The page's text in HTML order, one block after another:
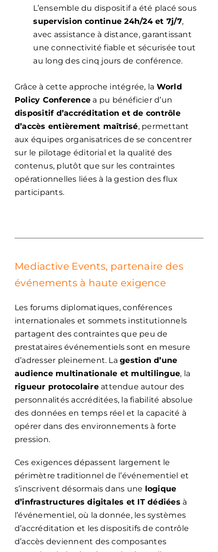
L’ensemble du dispositif a été placé sous
supervision continue 24h/24 et 7j/7,
avec assistance à distance, garantissant
une connectivité fiable et sécurisée tout
au long des cinq jours de conférence.
Grâce à cette approche intégrée, la World
Policy Conference a pu bénéficier d’un
dispositif d’accréditation et de contrôle
d’accès entièrement maîtrisé, permettant
aux équipes organisatrices de se concentrer
sur le pilotage éditorial et la qualité des
contenus, plutôt que sur les contraintes
opérationnelles liées à la gestion des flux
participants.
Mediactive Events, partenaire des
événements à haute exigence
Les forums diplomatiques, conférences
internationales et sommets institutionnels
partagent des contraintes que peu de
prestataires événementiels sont en mesure
d’adresser pleinement. Lagestion d’une
audience multinationale et multilingue, la
rigueur protocolaireattendue autour des
personnalités accréditées, la fiabilité absolue
des données en temps réel et la capacité à
opérer dans des environnements à forte
pression.
Ces exigences dépassent largement le
périmètre traditionnel de l’événementiel et
s’inscrivent désormais dans une logique
d’infrastructures digitales et IT dédiées à
l’événementiel, où la donnée, les systèmes
d’accréditation et les dispositifs de contrôle
d’accès deviennent des composantes